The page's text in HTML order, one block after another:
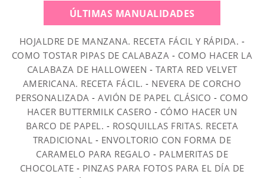
ÚLTIMAS MANUALIDADES
HOJALDRE DE MANZANA. RECETA FÁCIL Y RÁPIDA. -
COMO TOSTAR PIPAS DE CALABAZA - COMO HACER LA
CALABAZA DE HALLOWEEN - TARTA RED VELVET
AMERICANA. RECETA FÁCIL. - NEVERA DE CORCHO
PERSONALIZADA -AVIÓN DE PAPEL CLÁSICO - COMO
HACER BUTTERMILK CASERO - CÓMO HACER UN
BARCO DE PAPEL. - ROSQUILLAS FRITAS. RECETA
TRADICIONAL - ENVOLTORIO CON FORMA DE
CARAMELO PARA REGALO - PALMERITAS DE
CHOCOLATE - PINZAS PARA FOTOS PARA EL DÍA DE